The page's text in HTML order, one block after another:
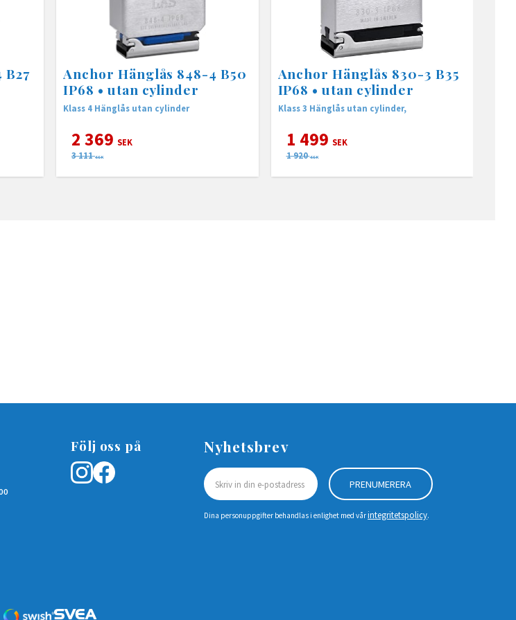
Anchor Hänglås 848-4 B50
IP68 • utan cylinder
Klass 4 Hänglås utan cylinder
2 369 SEK
3 111 SEK
Anchor Hänglås 830-3 B35
IP68 • utan cylinder
Klass 3 Hänglås utan cylinder,
1 499 SEK
1 920 SEK
Följ oss på Nyhetsbrev
PRENUMERERA
Dina personuppgifter behandlas i enlighet med vårintegritetspolicy.